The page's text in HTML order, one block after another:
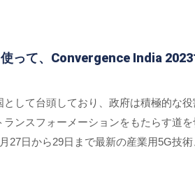
って、Convergence India
として台頭しており、政府は積極的な
ランスフォーメーションをもたらす道
27日から29日まで最新の産業用5G技